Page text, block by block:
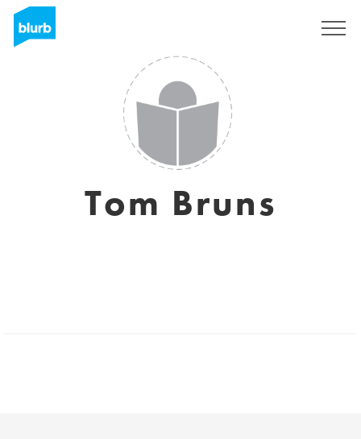
Tom Bruns